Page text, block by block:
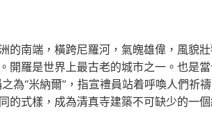
的南端，橫跨尼羅河，氣魄雄偉，風貌
開羅是世界上最古老的城市之一。也是
為“米納爾”，指宣禮員站着呼喚人們祈
的式樣，成為清真寺建築不可缺少的一